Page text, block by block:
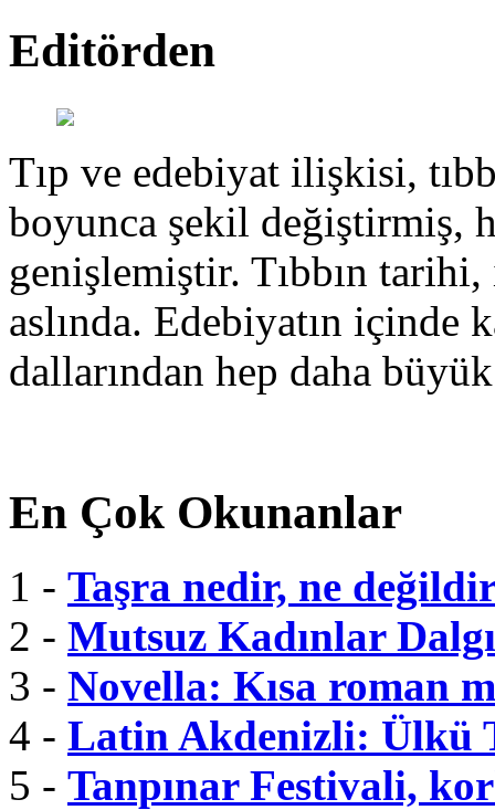
Editörden
Tıp ve edebiyat ilişkisi,
boyunca şekil değiştirmiş,
genişlemiştir. Tıbbın
aslında. Edebiyatın içinde
dallarından hep daha
En Çok Okunanlar
1 - Taşra nedir, ne
2 - Mutsuz Kadınlar
3 - Novella: Kısa roman
4 - Latin Akdenizli: Ülkü
5 - Tanpınar Festivali,